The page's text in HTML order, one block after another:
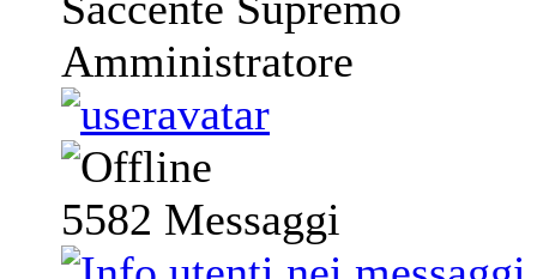
Amministratore
5582 Messaggi